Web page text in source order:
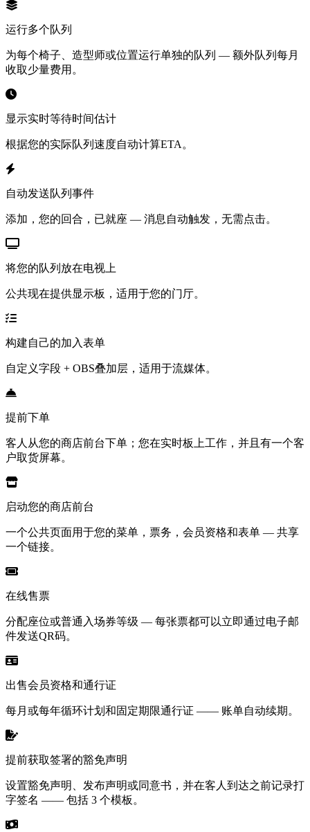
运行多个队列
为每个椅子、造型师或位置运行单独的队列 — 额外队列每月
收取少量费用。
显示实时等待时间估计
根据您的实际队列速度自动计算ETA。
自动发送队列事件
添加，您的回合，已就座 — 消息自动触发，无需点击。
将您的队列放在电视上
公共现在提供显示板，适用于您的门厅。
构建自己的加入表单
自定义字段 + OBS叠加层，适用于流媒体。
提前下单
客人从您的商店前台下单；您在实时板上工作，并且有一个客
户取货屏幕。
启动您的商店前台
一个公共页面用于您的菜单，票务，会员资格和表单 — 共享
一个链接。
在线售票
分配座位或普通入场券等级 — 每张票都可以立即通过电子邮
件发送QR码。
出售会员资格和通行证
每月或每年循环计划和固定期限通行证 —— 账单自动续期。
提前获取签署的豁免声明
设置豁免声明、发布声明或同意书，并在客人到达之前记录打
字签名 —— 包括 3 个模板。